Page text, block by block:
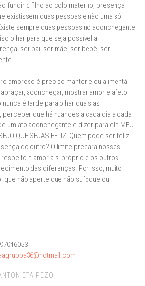
fundir o filho ao colo materno, presença
existissem duas pessoas e não uma só
sempre duas pessoas no aconchegante
olhar para que seja possível a
ser pai, ser mãe, ser bebê, ser
amoroso é preciso manter e ou alimentá-
aconchegar, mostrar amor e afeto
é tarde para olhar quais as
que há nuances a cada dia a cada
um ato aconchegante e dizer para ele MEU
QUE SEJAS FELIZ! Quem pode ser feliz
do outro? O limite prepara nossos
respeito e amor a si próprio e os outros.
das diferenças. Por isso, muito
que não aperte que não sufoque ou
PEZO.